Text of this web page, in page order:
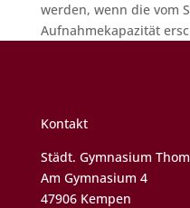
werden, wenn die vom
Aufnahmekapazität
Kontakt
Städt. Gymnasium
Am Gymnasium 4
47906 Kempen